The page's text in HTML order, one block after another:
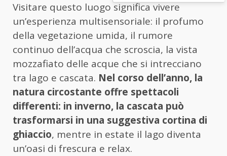
Visitare questo luogo significa vivere
un’esperienza multisensoriale: il profumo
della vegetazione umida, il rumore
continuo dell’acqua che scroscia, la vista
mozzafiato delle acque che si intrecciano
tra lago e cascata. Nel corso dell’anno, la
natura circostante offre spettacoli
differenti: in inverno, la cascata può
trasformarsi in una suggestiva cortina di
ghiaccio, mentre in estate il lago diventa
un’oasi di frescura e relax.